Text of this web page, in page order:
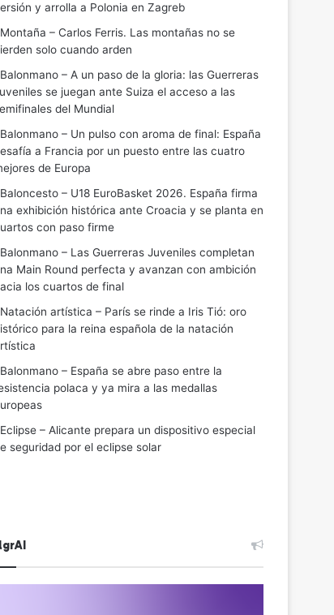
y arrolla a Polonia en Zagreb
– Carlos Ferris. Las montañas no se
solo cuando arden
– A un paso de la gloria: las Guerreras
se juegan ante Suiza el acceso a las
del Mundial
– Un pulso con aroma de final: España
a Francia por un puesto entre las cuatro
de Europa
– U18 EuroBasket 2026. España firma
exhibición histórica ante Croacia y se planta en
con paso firme
– Las Guerreras Juveniles completan
Main Round perfecta y avanzan con ambición
los cuartos de final
artística – París se rinde a Iris Tió: oro
para la reina española de la natación
– España se abre paso entre la
polaca y ya mira a las medallas
– Alicante prepara un dispositivo especial
seguridad por el eclipse solar